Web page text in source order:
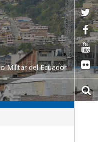
Militar del Ecuador